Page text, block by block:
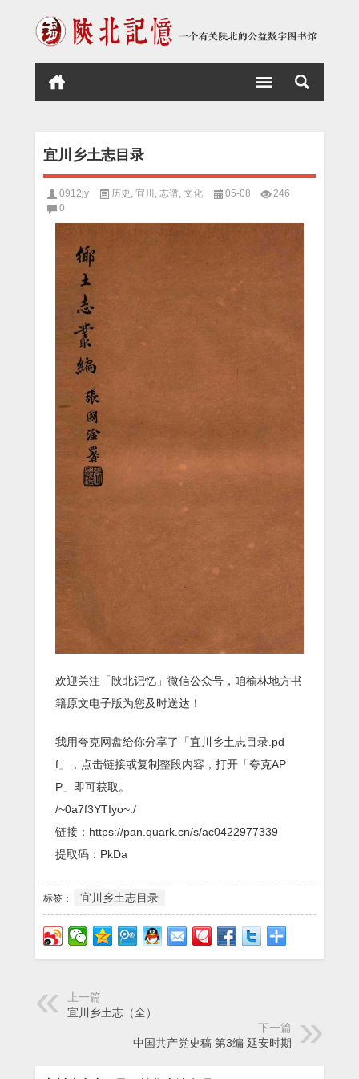
宜川乡土志目录
0912jy 历史 宜川 志谱 文化 05-08
246
0
欢迎关注「陕北记忆」微信公众号，咱榆林地方书
籍原文电子版为您及时送达！
我用夸克网盘给你分享了「宜川乡土志目录.pd
f」，点击链接或复制整段内容，打开「夸克AP
P」即可获取。
/~0a7f3YTIyo~:/
链接：https://pan.quark.cn/s/ac0422977339
提取码：PkDa
标签： 宜川乡土志目录
上一篇
宜川乡土志（全）
下一篇
中国共产党史稿 第3编 延安时期